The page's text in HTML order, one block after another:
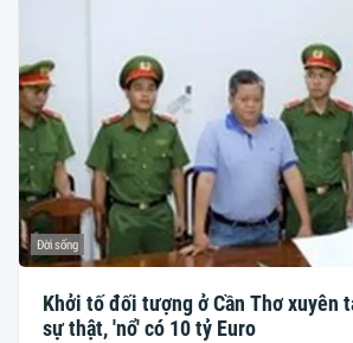
Đời sống
Khởi tố đối tượng ở Cần Thơ xuyên
sự thật, 'nổ' có 10 tỷ Euro